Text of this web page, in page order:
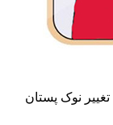
پستان